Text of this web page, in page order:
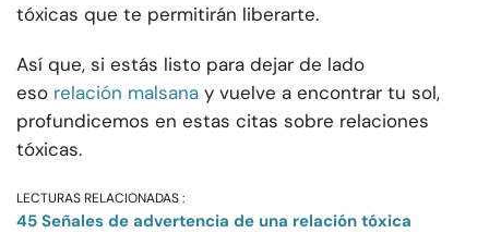
tóxicas que te permitirán liberarte.
Así que, si estás listo para dejar de lado
eso relación malsana y vuelve a encontrar tu sol,
profundicemos en estas citas sobre relaciones
tóxicas.
LECTURAS RELACIONADAS :
45 Señales de advertencia de una relación tóxica